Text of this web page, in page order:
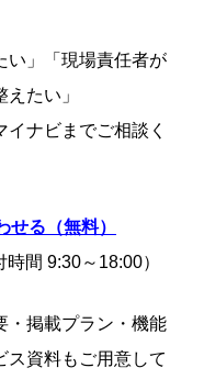
い」「現場責任者が
たい」
ナビまでご相談く
る（無料）
時間 9:30～18:00）
・掲載プラン・機能
ス資料もご用意して